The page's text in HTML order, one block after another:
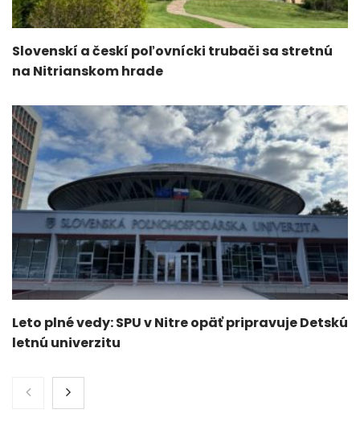
Slovenskí a českí poľovnícki trubači sa stretnú
na Nitrianskom hrade
Leto plné vedy: SPU v Nitre opäť pripravuje Detskú
letnú univerzitu